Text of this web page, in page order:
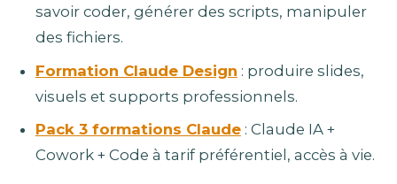
savoir coder, générer des scripts, manipuler
des fichiers.
Formation Claude Design : produire slides,
visuels et supports professionnels.
Pack 3 formations Claude: Claude IA +
Cowork + Code à tarif préférentiel, accès à vie.